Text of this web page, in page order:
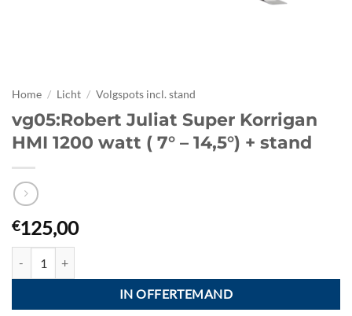
Home / Licht / Volgspots incl. stand
vg05:Robert Juliat Super Korrigan
HMI 1200 watt ( 7° – 14,5°) + stand
€125,00
IN OFFERTEMAND